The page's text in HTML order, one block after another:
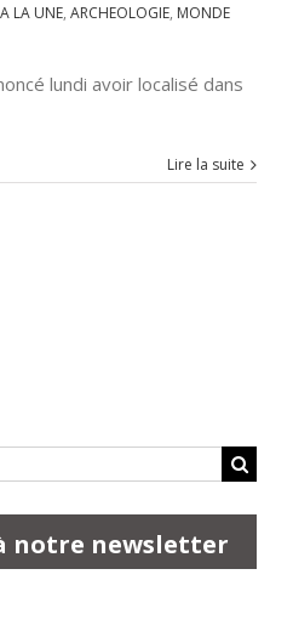
A LA UNE, ARCHEOLOGIE, MONDE
lundi avoir localisé dans
Lire la suite
notre newsletter